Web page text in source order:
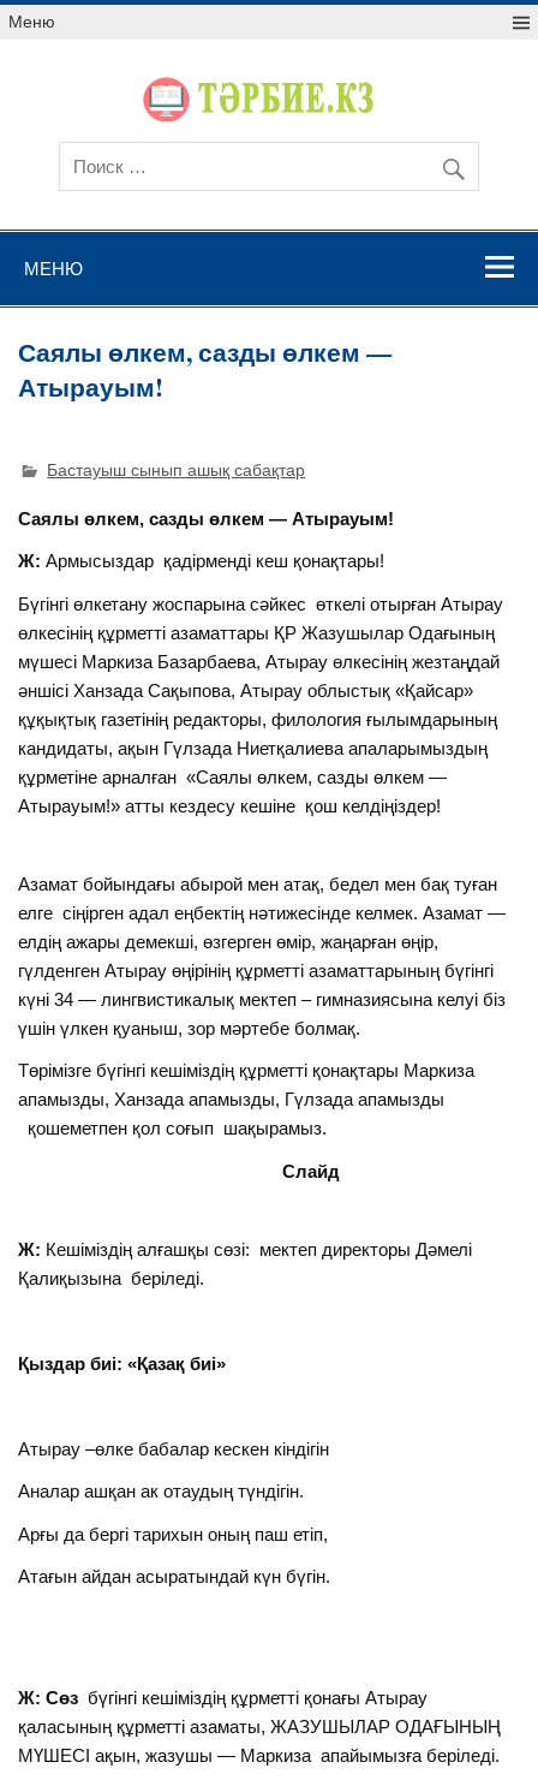
Меню
МЕНЮ
Саялы өлкем, сазды өлкем —
Атырауым!
Бастауыш сынып ашық сабақтар
Саялы өлкем, сазды өлкем — Атырауым!
Ж:Армысыздар қадірменді кеш қонақтары!
Бүгінгі өлкетану жоспарына сәйкес өткелі отырған Атырау
өлкесінің құрметті азаматтары ҚР Жазушылар Одағының
мүшесі Маркиза Базарбаева, Атырау өлкесінің жезтаңдай
әншісі Ханзада Сақыпова, Атырау облыстық «Қайсар»
құқықтық газетінің редакторы, филология ғылымдарының
кандидаты, ақын Гүлзада Ниетқалиева апаларымыздың
құрметіне арналған «Саялы өлкем, сазды өлкем —
Атырауым!» атты кездесу кешіне қош келдіңіздер!
Азамат бойындағы абырой мен атақ, бедел мен бақ туған
елге сіңірген адал еңбектің нәтижесінде келмек. Азамат —
елдің ажары демекші, өзгерген өмір, жаңарған өңір,
гүлденген Атырау өңірінің құрметті азаматтарының бүгінгі
күні 34 — лингвистикалық мектеп – гимназиясына келуі біз
үшін үлкен қуаныш, зор мәртебе болмақ.
Төрімізге бүгінгі кешіміздің құрметті қонақтары Маркиза
апамызды, Ханзада апамызды, Гүлзада апамызды
қошеметпен қол соғып шақырамыз.
Слайд
Ж: Кешіміздің алғашқы сөзі: мектеп директоры Дәмелі
Қалиқызына беріледі.
Қыздар биі: «Қазақ биі»
Атырау –өлке бабалар кескен кіндігін
Аналар ашқан ак отаудың түндігін.
Арғы да бергі тарихын оның паш етіп,
Атағын айдан асыратындай күн бүгін.
Ж: Сөзбүгінгі кешіміздің құрметті қонағы Атырау
қаласының құрметті азаматы, ЖАЗУШЫЛАР ОДАҒЫНЫҢ
МҮШЕСІ ақын, жазушы — Маркиза апайымызға беріледі.